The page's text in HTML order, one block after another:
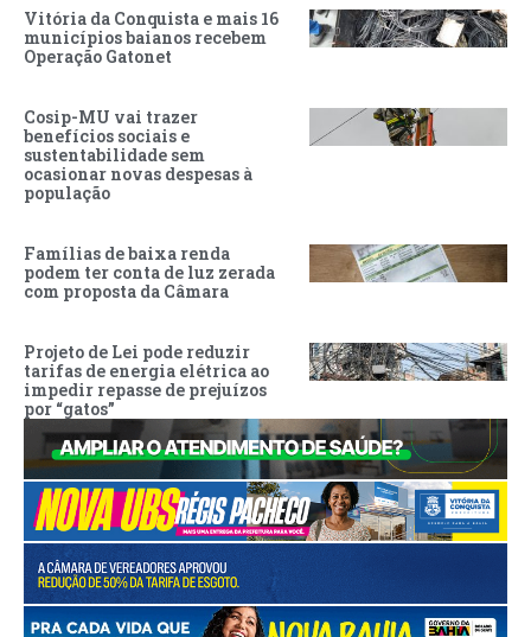
Vitória da Conquista e mais 16
municípios baianos recebem
Operação Gatonet
Cosip-MU vai trazer
benefícios sociais e
sustentabilidade sem
ocasionar novas despesas à
população
Famílias de baixa renda
podem ter conta de luz zerada
com proposta da Câmara
Projeto de Lei pode reduzir
tarifas de energia elétrica ao
impedir repasse de prejuízos
por “gatos”